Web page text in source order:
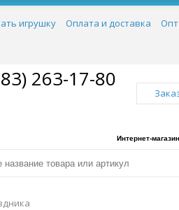
игрушку Оплата и доставка
263-17-80
Интернет-